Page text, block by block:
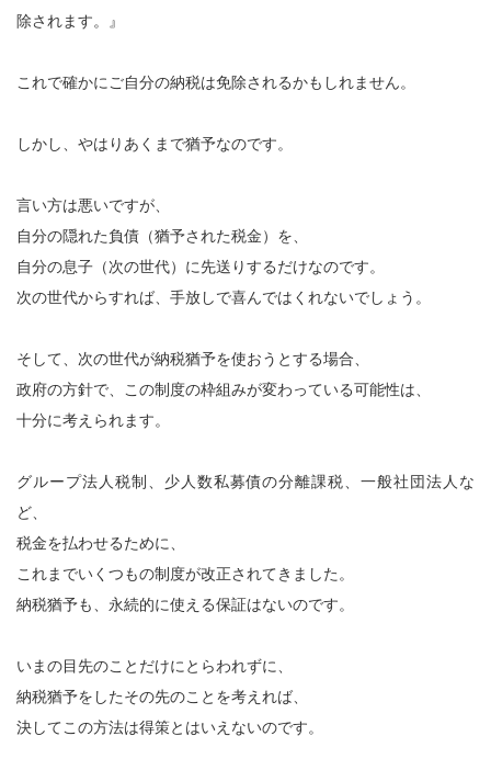
除されます。』
これで確かにご自分の納税は免除されるかもしれません。
しかし、やはりあくまで猶予なのです。
言い方は悪いですが、
自分の隠れた負債（猶予された税金）を、
自分の息子（次の世代）に先送りするだけなのです。
次の世代からすれば、手放しで喜んではくれないでしょう。
そして、次の世代が納税猶予を使おうとする場合、
政府の方針で、この制度の枠組みが変わっている可能性は、
十分に考えられます。
グループ法人税制、少人数私募債の分離課税、一般社団法人な
ど、
税金を払わせるために、
これまでいくつもの制度が改正されてきました。
納税猶予も、永続的に使える保証はないのです。
いまの目先のことだけにとらわれずに、
納税猶予をしたその先のことを考えれば、
決してこの方法は得策とはいえないのです。